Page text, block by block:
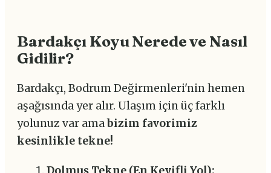
Bardakçı Koyu Nerede ve Nasıl
Gidilir?
Bardakçı, Bodrum Değirmenleri'nin hemen
aşağısında yer alır. Ulaşım için üç farklı
yolunuz var amabizim favorimiz
kesinlikle tekne!